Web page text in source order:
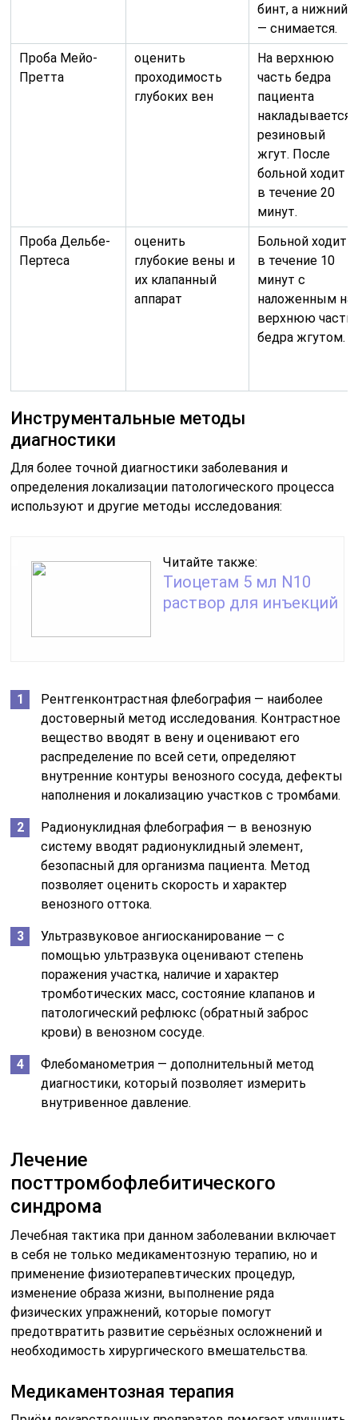
бинт, а нижний
— снимается.
Проба Мейо-
Претта
оценить
проходимость
глубоких вен
На верхнюю
часть бедра
пациента
накладывается
резиновый
жгут. После
больной ходит
в течение 20
минут.
Проба Дельбе-
Пертеса
оценить
глубокие вены и
их клапанный
аппарат
Больной ходит
в течение 10
минут с
наложенным на
верхнюю часть
бедра жгутом.
Инструментальные методы
диагностики
Для более точной диагностики заболевания и
определения локализации патологического процесса
используют и другие методы исследования:
Читайте также:
Тиоцетам 5 мл N10
раствор для инъекций
Рентгенконтрастная флебография — наиболее
достоверный метод исследования. Контрастное
вещество вводят в вену и оценивают его
распределение по всей сети, определяют
внутренние контуры венозного сосуда, дефекты
наполнения и локализацию участков с тромбами.
Радионуклидная флебография — в венозную
систему вводят радионуклидный элемент,
безопасный для организма пациента. Метод
позволяет оценить скорость и характер
венозного оттока.
Ультразвуковое ангиосканирование — с
помощью ультразвука оценивают степень
поражения участка, наличие и характер
тромботических масс, состояние клапанов и
патологический рефлюкс (обратный заброс
крови) в венозном сосуде.
Флебоманометрия — дополнительный метод
диагностики, который позволяет измерить
внутривенное давление.
Лечение
посттромбофлебитического
синдрома
Лечебная тактика при данном заболевании включает
в себя не только медикаментозную терапию, но и
применение физиотерапевтических процедур,
изменение образа жизни, выполнение ряда
физических упражнений, которые помогут
предотвратить развитие серьёзных осложнений и
необходимость хирургического вмешательства.
Медикаментозная терапия